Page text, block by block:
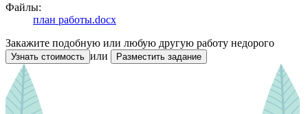
Файлы:
план работы.docx
Закажите подобную или любую другую работу недорого
Узнать стоимость или Разместить задание